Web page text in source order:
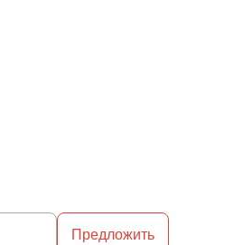
Предложить